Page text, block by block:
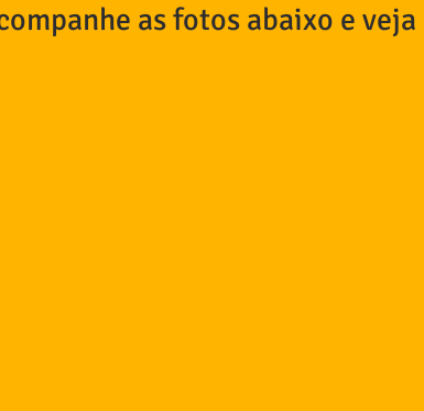
as fotos abaixo e veja